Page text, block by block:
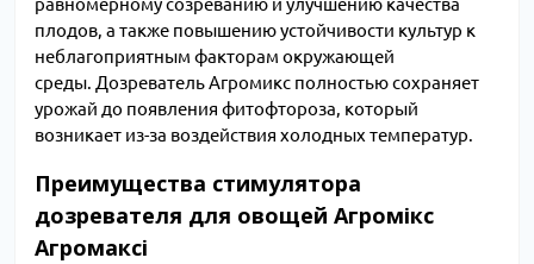
равномерному созреванию и улучшению качества
плодов, а также повышению устойчивости культур к
неблагоприятным факторам окружающей
среды. Дозреватель Агромикс полностью сохраняет
урожай до появления фитофтороза, который
возникает из-за воздействия холодных температур.
Преимущества стимулятора
дозревателя для овощей Агромікс
Агромаксі